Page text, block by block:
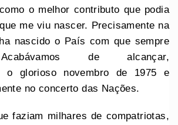
o melhor contributo que podia
me viu nascer. Precisamente na
nascido o País com que sempre
de alcançar,
o glorioso novembro de 1975 e
no concerto das Nações.
faziam milhares de compatriotas,